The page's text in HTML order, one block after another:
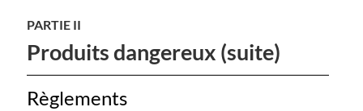
PARTIE II
Produits dangereux (suite)
Règlements